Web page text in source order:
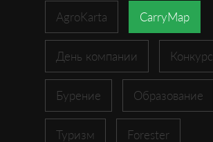
AgroKarta CarryMap
День компании Конкурс
Бурение Образование
Туризм Forester